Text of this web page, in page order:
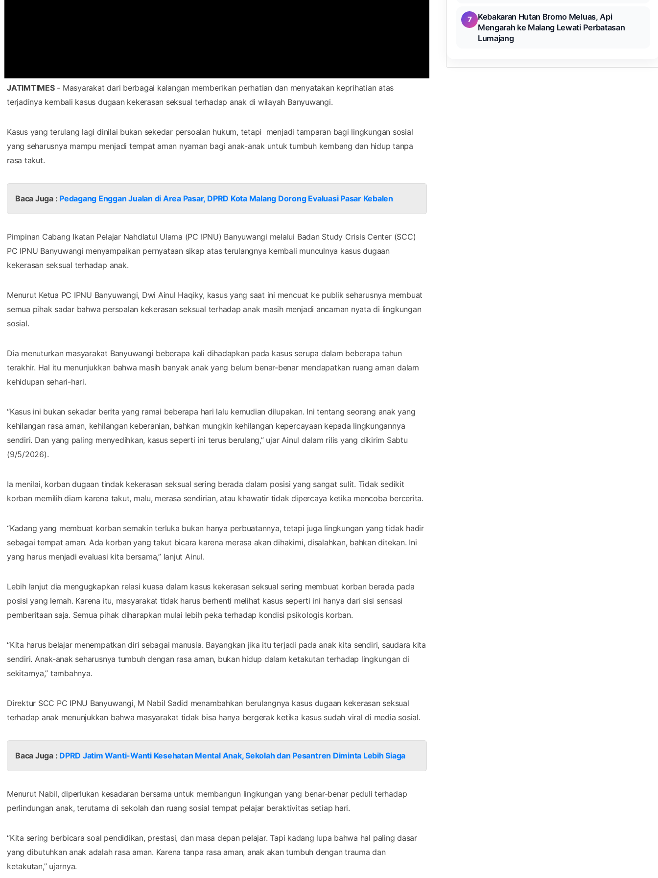
JATIMTIMES- Masyarakat dari berbagai kalangan memberikan perhatian dan menyatakan keprihatian atas
terjadinya kembali kasus dugaan kekerasan seksual terhadap anak di wilayah Banyuwangi.
Kasus yang terulang lagi dinilai bukan sekedar persoalan hukum, tetapi menjadi tamparan bagi lingkungan sosial
yang seharusnya mampu menjadi tempat aman nyaman bagi anak-anak untuk tumbuh kembang dan hidup tanpa
rasa takut.
Baca Juga : Pedagang Enggan Jualan di Area Pasar, DPRD Kota Malang Dorong Evaluasi Pasar Kebalen
Pimpinan Cabang Ikatan Pelajar Nahdlatul Ulama (PC IPNU) Banyuwangi melalui Badan Study Crisis Center (SCC)
PC IPNU Banyuwangi menyampaikan pernyataan sikap atas terulangnya kembali munculnya kasus dugaan
kekerasan seksual terhadap anak.
Menurut Ketua PC IPNU Banyuwangi, Dwi Ainul Haqiky, kasus yang saat ini mencuat ke publik seharusnya membuat
semua pihak sadar bahwa persoalan kekerasan seksual terhadap anak masih menjadi ancaman nyata di lingkungan
sosial.
Dia menuturkan masyarakat Banyuwangi beberapa kali dihadapkan pada kasus serupa dalam beberapa tahun
terakhir. Hal itu menunjukkan bahwa masih banyak anak yang belum benar-benar mendapatkan ruang aman dalam
kehidupan sehari-hari.
“Kasus ini bukan sekadar berita yang ramai beberapa hari lalu kemudian dilupakan. Ini tentang seorang anak yang
kehilangan rasa aman, kehilangan keberanian, bahkan mungkin kehilangan kepercayaan kepada lingkungannya
sendiri. Dan yang paling menyedihkan, kasus seperti ini terus berulang,” ujar Ainul dalam rilis yang dikirim Sabtu
(9/5/2026).
Ia menilai, korban dugaan tindak kekerasan seksual sering berada dalam posisi yang sangat sulit. Tidak sedikit
korban memilih diam karena takut, malu, merasa sendirian, atau khawatir tidak dipercaya ketika mencoba bercerita.
“Kadang yang membuat korban semakin terluka bukan hanya perbuatannya, tetapi juga lingkungan yang tidak hadir
sebagai tempat aman. Ada korban yang takut bicara karena merasa akan dihakimi, disalahkan, bahkan ditekan. Ini
yang harus menjadi evaluasi kita bersama,” lanjut Ainul.
Lebih lanjut dia mengugkapkan relasi kuasa dalam kasus kekerasan seksual sering membuat korban berada pada
posisi yang lemah. Karena itu, masyarakat tidak harus berhenti melihat kasus seperti ini hanya dari sisi sensasi
pemberitaan saja. Semua pihak diharapkan mulai lebih peka terhadap kondisi psikologis korban.
“Kita harus belajar menempatkan diri sebagai manusia. Bayangkan jika itu terjadi pada anak kita sendiri, saudara kita
sendiri. Anak-anak seharusnya tumbuh dengan rasa aman, bukan hidup dalam ketakutan terhadap lingkungan di
sekitarnya,” tambahnya.
Direktur SCC PC IPNU Banyuwangi, M Nabil Sadid menambahkan berulangnya kasus dugaan kekerasan seksual
terhadap anak menunjukkan bahwa masyarakat tidak bisa hanya bergerak ketika kasus sudah viral di media sosial.
Baca Juga : DPRD Jatim Wanti-Wanti Kesehatan Mental Anak, Sekolah dan Pesantren Diminta Lebih Siaga
Menurut Nabil, diperlukan kesadaran bersama untuk membangun lingkungan yang benar-benar peduli terhadap
perlindungan anak, terutama di sekolah dan ruang sosial tempat pelajar beraktivitas setiap hari.
“Kita sering berbicara soal pendidikan, prestasi, dan masa depan pelajar. Tapi kadang lupa bahwa hal paling dasar
yang dibutuhkan anak adalah rasa aman. Karena tanpa rasa aman, anak akan tumbuh dengan trauma dan
ketakutan,” ujarnya.
7
Kebakaran Hutan Bromo Meluas, Api
Mengarah ke Malang Lewati Perbatasan
Lumajang